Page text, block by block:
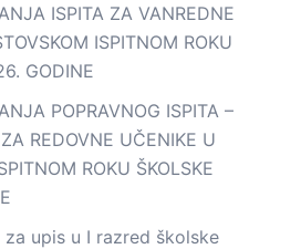
ISPITA ZA VANREDNE
ISPITNOM ROKU
GODINE
POPRAVNOG ISPITA –
REDOVNE UČENIKE U
ROKU ŠKOLSKE
upis u I razred školske